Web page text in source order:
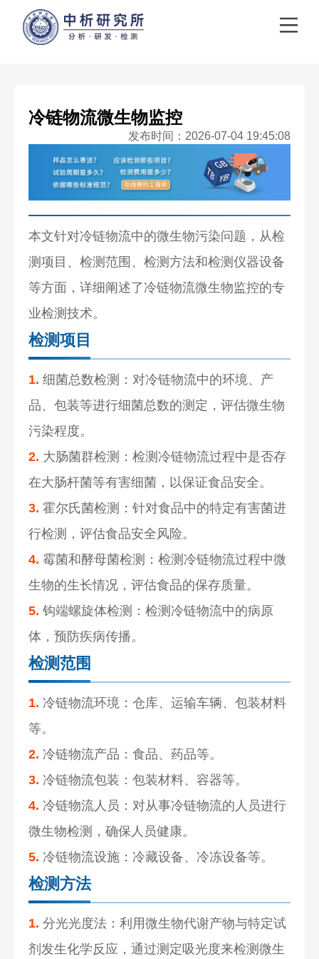
冷链物流微生物监控
发布时间：2026-07-04 19:45:08
本文针对冷链物流中的微生物污染问题，从检
测项目、检测范围、检测方法和检测仪器设备
等方面，详细阐述了冷链物流微生物监控的专
业检测技术。
检测项目
1. 细菌总数检测：对冷链物流中的环境、产
品、包装等进行细菌总数的测定，评估微生物
污染程度。
2. 大肠菌群检测：检测冷链物流过程中是否存
在大肠杆菌等有害细菌，以保证食品安全。
3. 霍尔氏菌检测：针对食品中的特定有害菌进
行检测，评估食品安全风险。
4. 霉菌和酵母菌检测：检测冷链物流过程中微
生物的生长情况，评估食品的保存质量。
5. 钩端螺旋体检测：检测冷链物流中的病原
体，预防疾病传播。
检测范围
1. 冷链物流环境：仓库、运输车辆、包装材料
等。
2. 冷链物流产品：食品、药品等。
3. 冷链物流包装：包装材料、容器等。
4. 冷链物流人员：对从事冷链物流的人员进行
微生物检测，确保人员健康。
5. 冷链物流设施：冷藏设备、冷冻设备等。
检测方法
1. 分光光度法：利用微生物代谢产物与特定试
剂发生化学反应，通过测定吸光度来检测微生